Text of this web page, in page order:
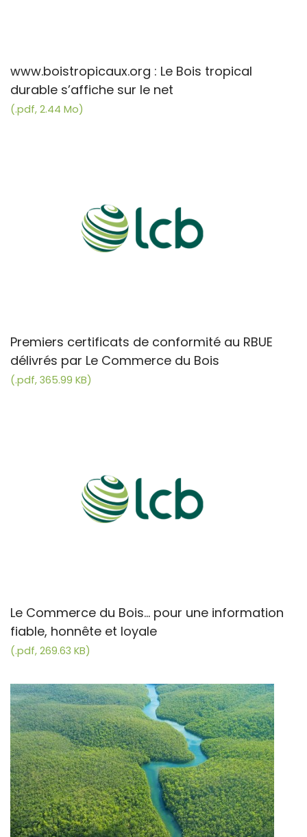
www.boistropicaux.org : Le Bois tropical
durable s’affiche sur le net
(.pdf, 2.44 Mo)
Premiers certificats de conformité au RBUE
délivrés par Le Commerce du Bois
(.pdf, 365.99 KB)
Le Commerce du Bois... pour une information
fiable, honnête et loyale
(.pdf, 269.63 KB)